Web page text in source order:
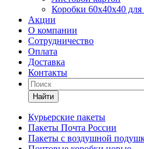
Коробки 60х40х40 для
Акции
О компании
Сотрудничество
Оплата
Доставка
Контакты
Найти
Курьерские пакеты
Пакеты Почта России
Пакеты с воздушной